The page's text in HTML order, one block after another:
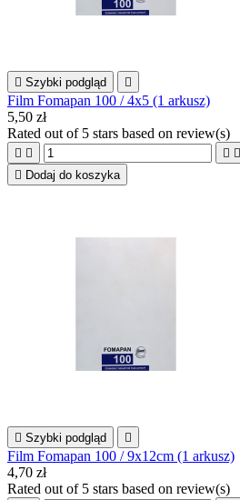
 Szybki podgląd 
Film Fomapan 100 / 4x5 (1 arkusz)
5,50 zł
Rated out of 5 stars based on review(s)
   
 Dodaj do koszyka
 Szybki podgląd 
Film Fomapan 100 / 9x12cm (1 arkusz)
4,70 zł
Rated out of 5 stars based on review(s)